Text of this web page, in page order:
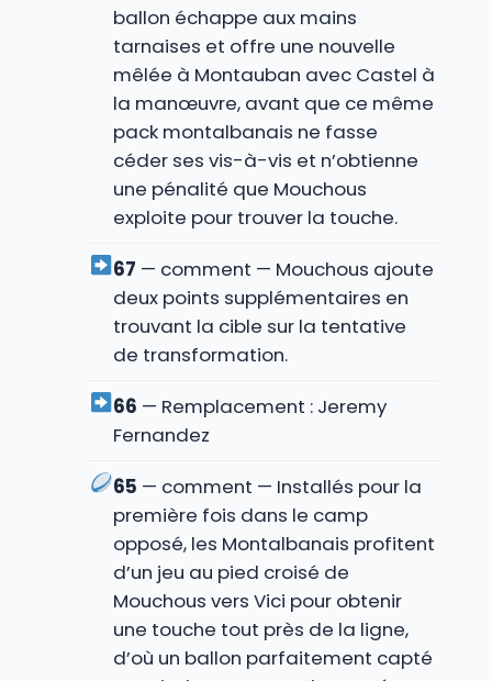
ballon échappe aux mains
tarnaises et offre une nouvelle
mêlée à Montauban avec Castel à
la manœuvre, avant que ce même
pack montalbanais ne fasse
céder ses vis-à-vis et n’obtienne
une pénalité que Mouchous
exploite pour trouver la touche.
67 — comment — Mouchous ajoute
deux points supplémentaires en
trouvant la cible sur la tentative
de transformation.
66 — Remplacement : Jeremy
Fernandez
65 — comment — Installés pour la
première fois dans le camp
opposé, les Montalbanais profitent
d’un jeu au pied croisé de
Mouchous vers Vici pour obtenir
une touche tout près de la ligne,
d’où un ballon parfaitement capté